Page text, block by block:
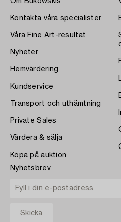
Kontakta våra specialister
Våra Fine Art-resultat
Nyheter
Hemvärdering
Kundservice
Transport och uthämtning
Private Sales
Värdera & sälja
Köpa på auktion
Nyhetsbrev